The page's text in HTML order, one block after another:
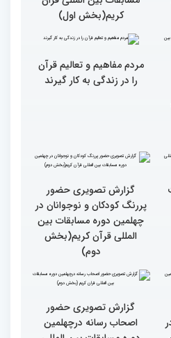
گزارش تصویری سومین روز
رقابت بخش بانوان چهلمین
دوره مسابقات بین المللی
مسابقات بین المللی قران
کریم(بخش اول)
مردم مفاهیم و تعالیم قرآن
را در زندگی به کار گیرند